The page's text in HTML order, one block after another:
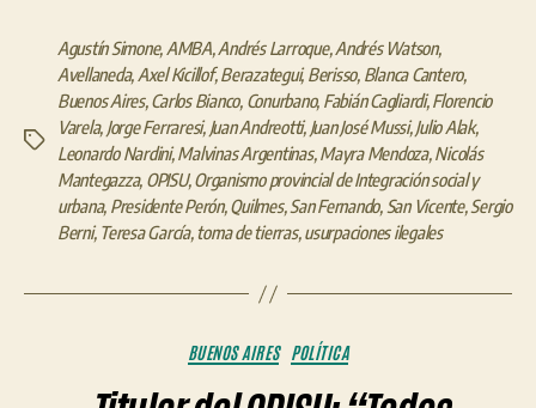
Etiquetas
Agustín Simone, AMBA,Andrés Larroque,Andrés Watson,
Avellaneda, Axel Kicillof,Berazategui, Berisso, Blanca Cantero,
Buenos Aires,Carlos Bianco, Conurbano, Fabián Cagliardi,Florencio
Varela, Jorge Ferraresi, Juan Andreotti, Juan José Mussi,Julio Alak,
Leonardo Nardini,Malvinas Argentinas,Mayra Mendoza,Nicolás
Mantegazza, OPISU,Organismo provincial de Integración social y
urbana, Presidente Perón,Quilmes,San Fernando, San Vicente,Sergio
Berni, Teresa García,toma de tierras,usurpaciones ilegales
Categorías
BUENOS AIRES POLÍTICA